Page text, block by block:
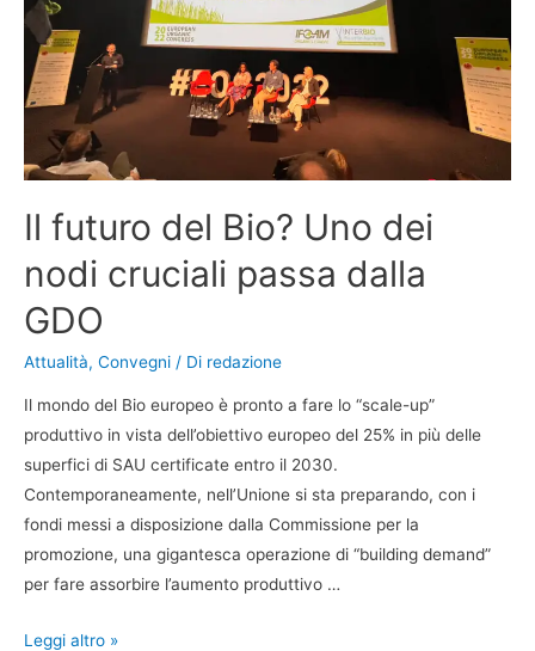
Il futuro del Bio? Uno dei
nodi cruciali passa dalla
GDO
Attualità, Convegni / Di redazione
Il mondo del Bio europeo è pronto a fare lo “scale-up”
produttivo in vista dell’obiettivo europeo del 25% in più delle
superfici di SAU certificate entro il 2030.
Contemporaneamente, nell’Unione si sta preparando, con i
fondi messi a disposizione dalla Commissione per la
promozione, una gigantesca operazione di “building demand”
per fare assorbire l’aumento produttivo …
Leggi altro »